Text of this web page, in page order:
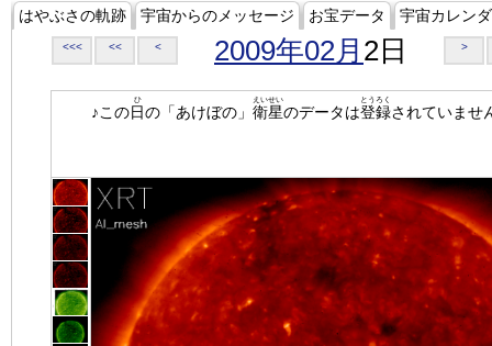
はやぶさの軌跡 宇宙からのメッセージ お宝データ 宇宙カレン
<<< << < 2009年02月 2日 >
♪この日
ひ
の「あけぼの」 衛星
えいせい
のデータは登録
とうろく
されていませ